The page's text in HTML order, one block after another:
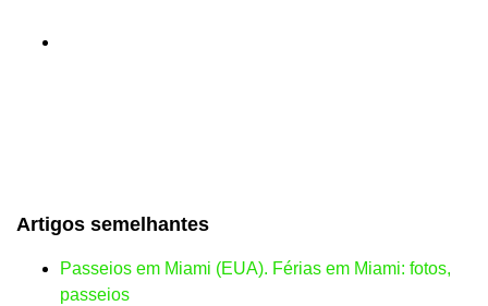
Artigos semelhantes
Passeios em Miami (EUA). Férias em Miami: fotos,
passeios